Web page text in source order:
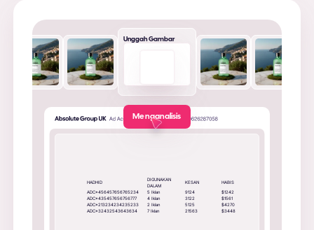
Unggah Gambar
Menganalisis
HADHID
DIGUNAKAN
DALAM
KESAN
HABIS
ADC*456457656765234
5Iklan 9124 $1242
ADC*435457656756777
4Iklan 3122 $1561
ADC*213234234235233
2 Iklan 5125 $4270
ADC*32432543643634
7Iklan 21563 $3448